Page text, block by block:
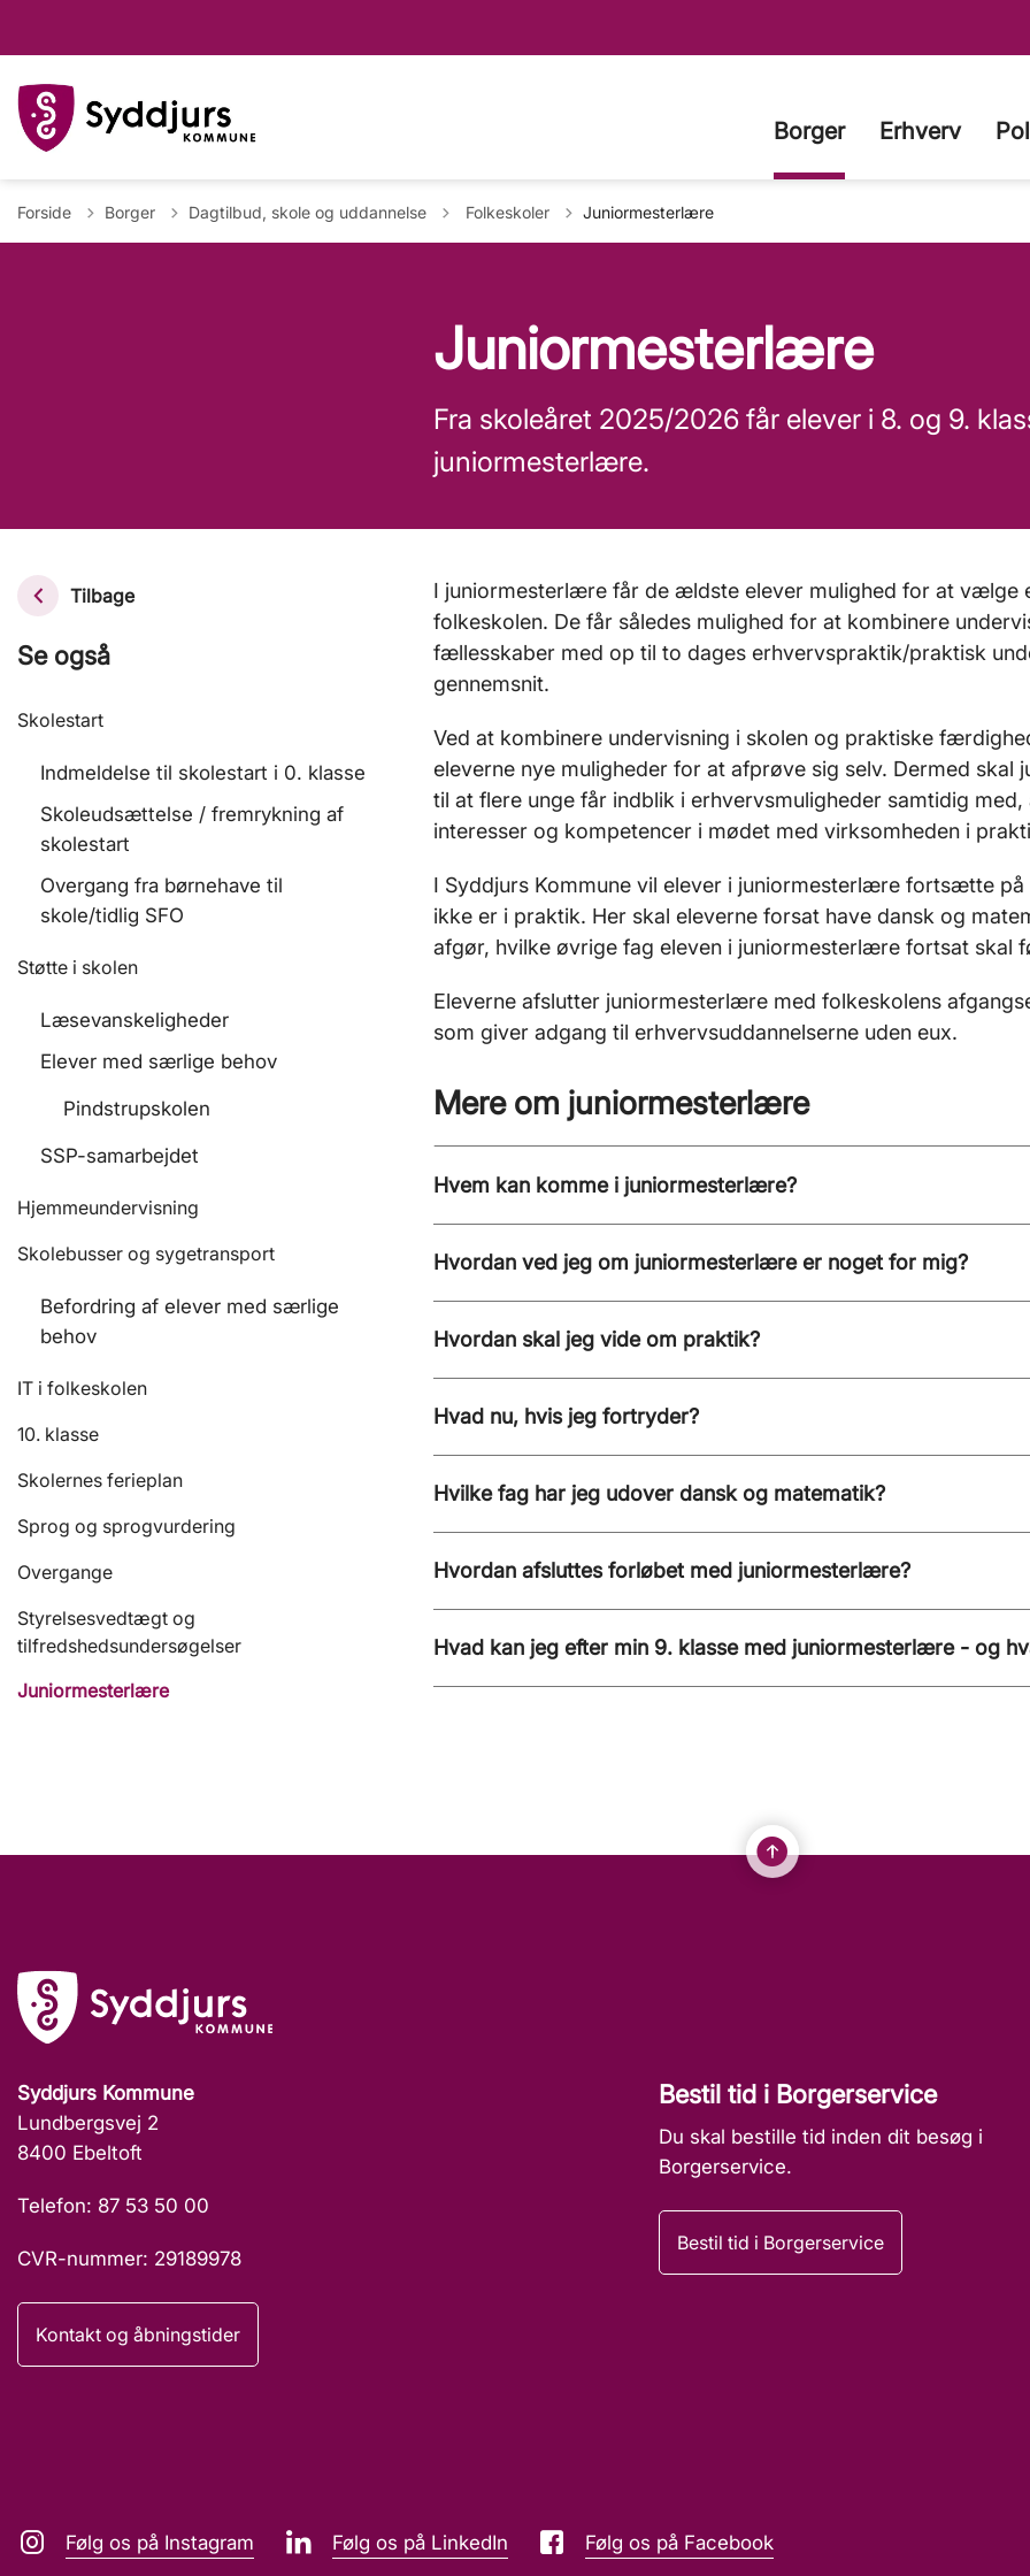
Borger Erhverv
Forside Borger Dagtilbud, skole og uddannelse Tilbage til
Folkeskoler Juniormesterlære
Juniormesterlære
Fra skoleåret 2025/2026 får elever i 8. og 9.
juniormesterlære.
Tilbage
Se også
Skolestart
Indmeldelse til skolestart i 0. klasse
Skoleudsættelse / fremrykning af
skolestart
Overgang fra børnehave til
skole/tidlig SFO
Støtte i skolen
Læsevanskeligheder
Elever med særlige behov
Pindstrupskolen
SSP-samarbejdet
Hjemmeundervisning
Skolebusser og sygetransport
Befordring af elever med særlige
behov
IT i folkeskolen
10. klasse
Skolernes ferieplan
Sprog og sprogvurdering
Overgange
Styrelsesvedtægt og
tilfredshedsundersøgelser
Juniormesterlære
I juniormesterlære får de ældste elever mulighed for at vælge
folkeskolen. De får således mulighed for at kombinere
fællesskaber med op til to dages erhvervspraktik/praktisk
gennemsnit.
Ved at kombinere undervisning i skolen og praktiske
eleverne nye muligheder for at afprøve sig selv. Dermed
til at flere unge får indblik i erhvervsmuligheder samtidig
interesser og kompetencer i mødet med virksomheden i
I Syddjurs Kommune vil elever i juniormesterlære fortsætte
ikke er i praktik. Her skal eleverne forsat have dansk og
afgør, hvilke øvrige fag eleven i juniormesterlære fortsat skal
Eleverne afslutter juniormesterlære med folkeskolens
som giver adgang til erhvervsuddannelserne uden eux.
Mere om juniormesterlære
Hvem kan komme i juniormesterlære?
Hvordan ved jeg om juniormesterlære er noget for mig?
Hvordan skal jeg vide om praktik?
Hvad nu, hvis jeg fortryder?
Hvilke fag har jeg udover dansk og matematik?
Hvordan afsluttes forløbet med juniormesterlære?
Hvad kan jeg efter min 9. klasse med juniormesterlære - og
Syddjurs Kommune
Lundbergsvej 2
8400 Ebeltoft
Telefon: 87 53 50 00
CVR-nummer: 29189978
Kontakt og åbningstider
Bestil tid i Borgerservice
Du skal bestille tid inden dit besøg i
Borgerservice.
Bestil tid i Borgerservice
Følg os på Instagram Følg os på LinkedIn Følg os på Facebook